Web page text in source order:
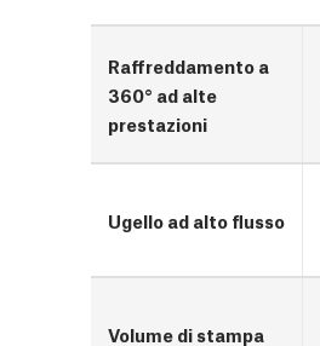
Raffreddamento a
360° ad alte
prestazioni
Ugello ad alto flusso
Volume di stampa